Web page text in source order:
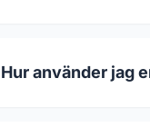
Hur använder jag